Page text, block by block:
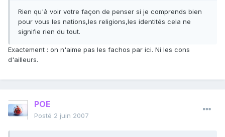
Rien qu'à voir votre façon de penser si je comprends bien
pour vous les nations,les religions,les identités cela ne
signifie rien du tout.
Exactement : on n'aime pas les fachos par ici. Ni les cons
d'ailleurs.
POE
Posté 2 juin 2007